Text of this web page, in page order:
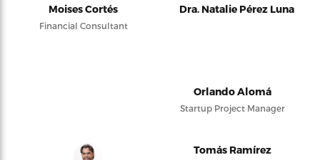
Moises Cortés
Financial Consultant
Dra. Natalie Pérez Luna
Orlando Alomá
Startup Project Manager
Tomás Ramírez